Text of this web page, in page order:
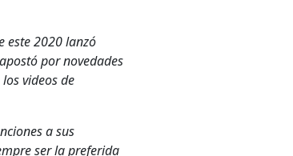
este 2020 lanzó
por novedades
videos de
a sus
ser la preferida